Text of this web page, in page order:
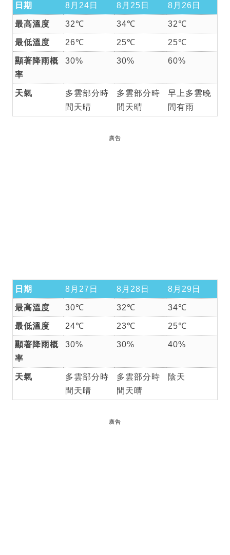
日期 8月24日 8月25日 8月26日
最高溫度 32℃ 34℃ 32℃
最低溫度 26℃ 25℃ 25℃
顯著降雨概
率
30% 30% 60%
天氣
多雲部分時
間天晴
多雲部分時
間天晴
早上多雲晚
間有雨
廣告
日期 8月27日 8月28日 8月29日
最高溫度 30℃ 32℃ 34℃
最低溫度 24℃ 23℃ 25℃
顯著降雨概
率
30% 30% 40%
天氣
多雲部分時
間天晴
多雲部分時
間天晴
陰天
廣告